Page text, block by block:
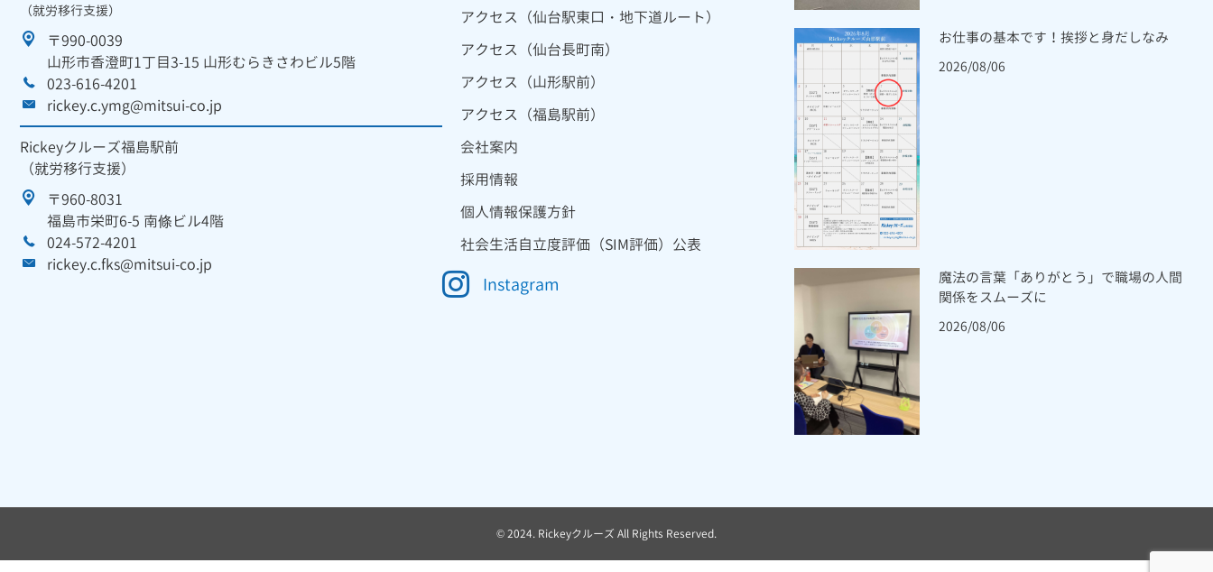
（就労移行支援）
〒990-0039
山形市香澄町1丁目3-15 山形むらきさわビル5階
023-616-4201
rickey.c.ymg@mitsui-co.jp
Rickeyクルーズ福島駅前
（就労移行支援）
〒960-8031
福島市栄町6-5 南條ビル4階
024-572-4201
rickey.c.fks@mitsui-co.jp
アクセス（仙台駅東口・地下道ルート）
アクセス（仙台長町南）
アクセス（山形駅前）
アクセス（福島駅前）
会社案内
採用情報
個人情報保護方針
社会生活自立度評価（SIM評価）公表
Instagram
お仕事の基本です！挨拶と身だしなみ
2026/08/06
魔法の言葉「ありがとう」で職場の人間
関係をスムーズに
2026/08/06
© 2024. Rickeyクルーズ All Rights Reserved.